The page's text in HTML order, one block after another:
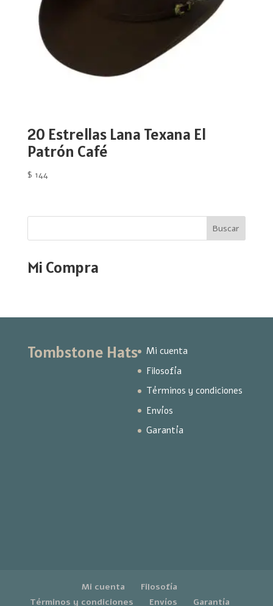
20 Estrellas Lana Texana El
Patrón Café
$ 144
Buscar
Mi Compra
Tombstone Hats
Mi cuenta
Filosofía
Términos y condiciones
Envíos
Garantía
Mi cuenta
Filosofía
Términos y condiciones
Envíos Garantía